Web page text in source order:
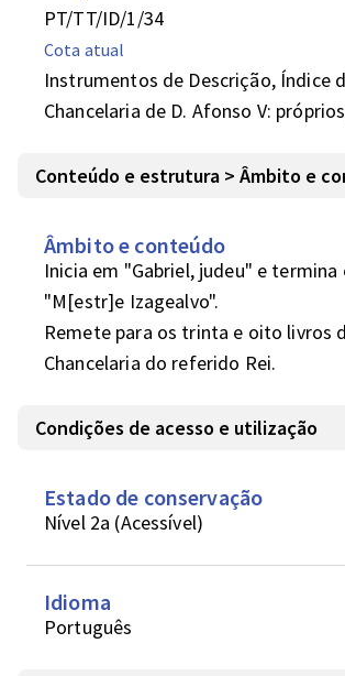
PT/TT/ID/1/34
Cota atual
Instrumentos de Descrição, Índice
Chancelaria de D. Afonso V:
Conteúdo e estrutura > Âmbito e
Âmbito e conteúdo
Inicia em "Gabriel, judeu" e termina
"M[estr]e Izagealvo".
Remete para os trinta e oito livros
Chancelaria do referido Rei.
Condições de acesso e utilização
Estado de conservação
Nível 2a (Acessível)
Idioma
Português